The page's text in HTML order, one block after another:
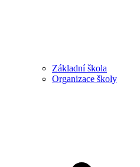
Základní škola
Organizace školy